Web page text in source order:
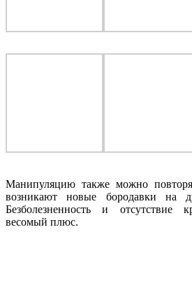
Манипуляцию также можно
возникают новые бородавки на
Безболезненность и отсутствие
весомый плюс.